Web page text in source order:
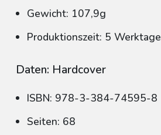
Gewicht: 107,9g
Produktionszeit: 5 Werktage
Daten: Hardcover
ISBN: 978-3-384-74595-8
Seiten: 68